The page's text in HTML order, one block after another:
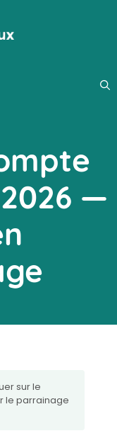
—
sur le
le parrainage